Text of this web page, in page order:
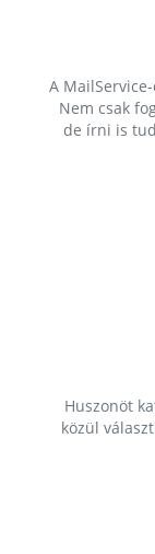
A
Nem csak
de írni is
Huszonöt
közül